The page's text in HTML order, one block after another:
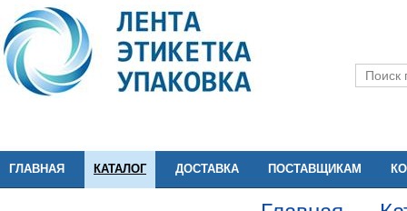
ГЛАВНАЯ КАТАЛОГ ДОСТАВКА ПОСТАВЩИКАМ